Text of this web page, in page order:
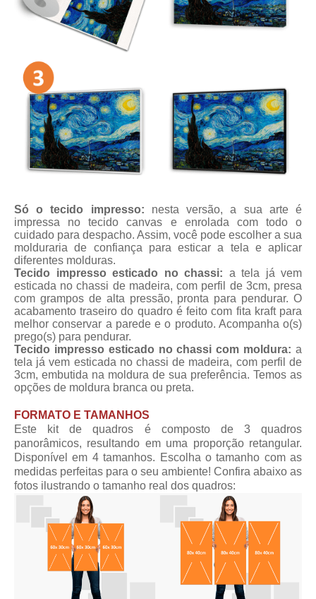
Só o tecido impresso: nesta versão, a sua arte é
impressa no tecido canvas e enrolada com todo o
cuidado para despacho. Assim, você pode escolher a sua
molduraria de confiança para esticar a tela e aplicar
diferentes molduras.
Tecido impresso esticado no chassi: a tela já vem
esticada no chassi de madeira, com perfil de 3cm, presa
com grampos de alta pressão, pronta para pendurar. O
acabamento traseiro do quadro é feito com fita kraft para
melhor conservar a parede e o produto. Acompanha o(s)
prego(s) para pendurar.
Tecido impresso esticado no chassi com moldura: a
tela já vem esticada no chassi de madeira, com perfil de
3cm, embutida na moldura de sua preferência. Temos as
opções de moldura branca ou preta.
FORMATO E TAMANHOS
Este kit de quadros é composto de 3 quadros
panorâmicos, resultando em uma proporção retangular.
Disponível em 4 tamanhos. Escolha o tamanho com as
medidas perfeitas para o seu ambiente! Confira abaixo as
fotos ilustrando o tamanho real dos quadros: